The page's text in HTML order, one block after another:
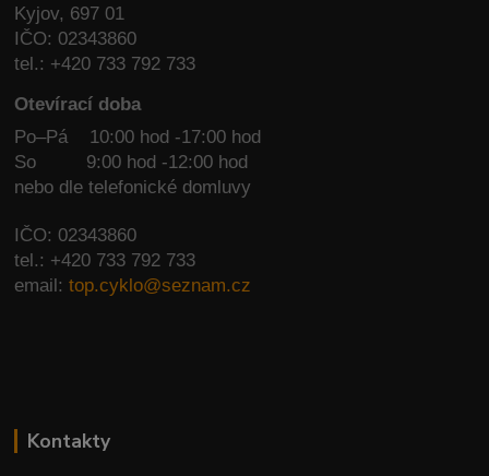
Kyjov, 697 01
IČO: 02343860
tel.: +420 733 792 733
Otevírací doba
Po–Pá 10:00 hod -17:00 hod
So
9:00 hod -12:00 hod
nebo dle telefonické domluvy
IČO: 02343860
tel.: +420 733 792 733
email:top.cyklo@seznam.cz
Kontakty